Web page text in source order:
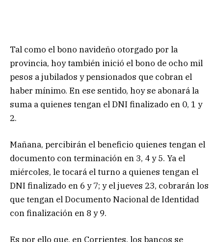
Tal como el bono navideño otorgado por la
provincia, hoy también inició el bono de ocho mil
pesos a jubilados y pensionados que cobran el
haber mínimo. En ese sentido, hoy se abonará la
suma a quienes tengan el DNI finalizado en 0, 1 y
2.
Mañana, percibirán el beneficio quienes tengan el
documento con terminación en 3, 4 y 5. Ya el
miércoles, le tocará el turno a quienes tengan el
DNI finalizado en 6 y 7; y el jueves 23, cobrarán los
que tengan el Documento Nacional de Identidad
con finalización en 8 y 9.
Es por ello que, en Corrientes, los bancos se